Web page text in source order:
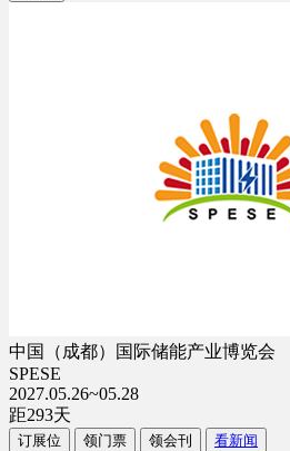
中国（成都）国际储能产业博览会
SPESE
2027.05.26~05.28
距293天
订展位 领门票 领会刊 看新闻